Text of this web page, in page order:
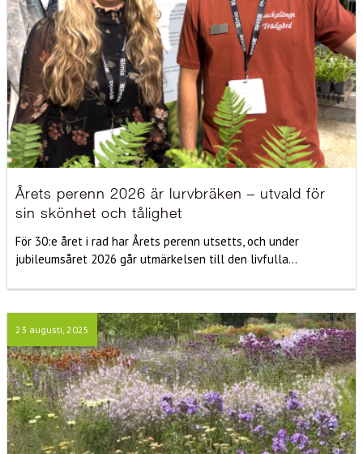
Årets perenn 2026 är lurvbräken – utvald för
sin skönhet och tålighet
För 30:e året i rad har Årets perenn utsetts, och under
jubileumsåret 2026 går utmärkelsen till den livfulla...
23 augusti, 2025